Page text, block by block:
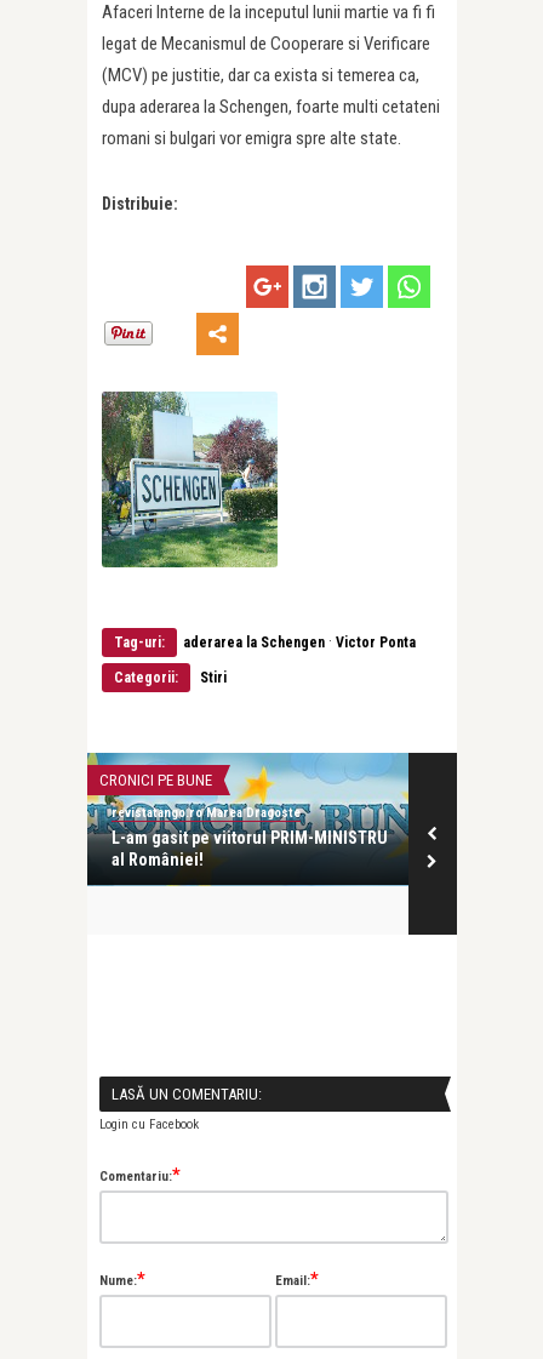
Afaceri Interne de la inceputul lunii martie va fi fi
legat de Mecanismul de Cooperare si Verificare
(MCV) pe justitie, dar ca exista si temerea ca,
dupa aderarea la Schengen, foarte multi cetateni
romani si bulgari vor emigra spre alte state.
Distribuie:
Tag-uri: aderarea la Schengen · Victor Ponta
Categorii: Stiri
CRONICI PE BUNE
revistatango.ro Marea Dragoste
L-am gasit pe viitorul PRIM-MINISTRU
al României!
LASĂ UN COMENTARIU:
Login cu Facebook
Comentariu:*
Nume:* Email:*